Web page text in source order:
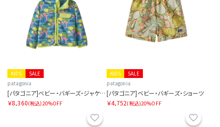
SALE
KIDS
patagonia
[パタゴニア]ベビー・バギーズ・ジャケット
￥8,360(税込)20%OFF
SALE
KIDS
patagonia
[パタゴニア]ベビー・バギーズ・ショーツ
￥4,752(税込)20%OFF
お気に入り